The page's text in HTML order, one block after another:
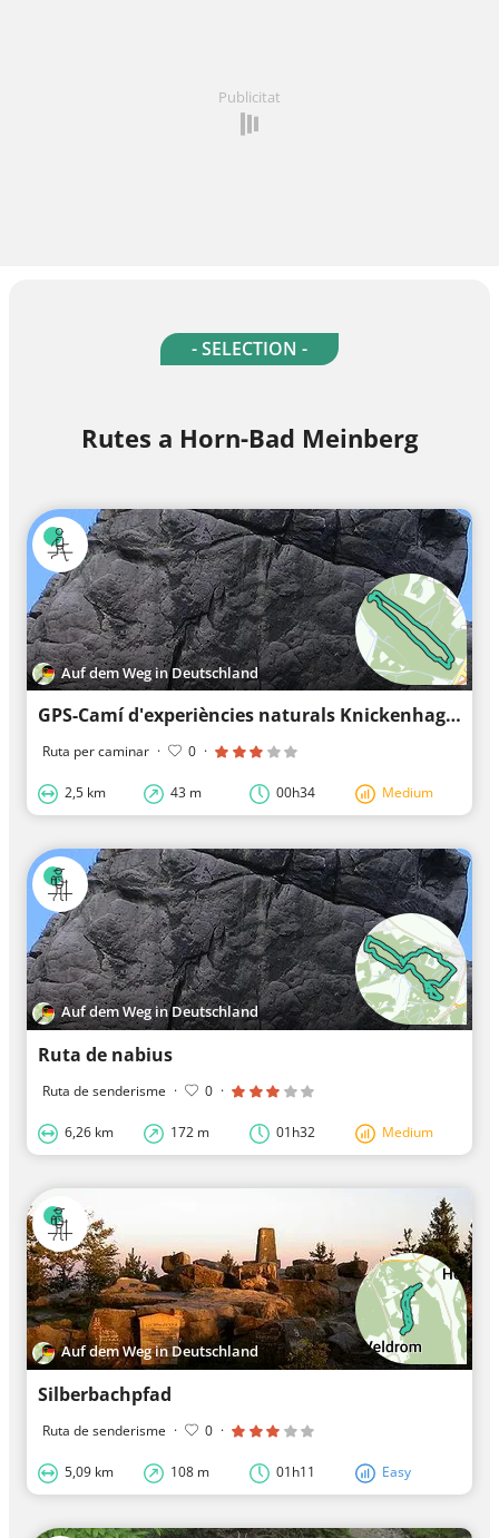
Publicitat
- SELECTION -
Rutes a Horn-Bad Meinberg
Auf dem Weg in Deutschland
GPS-Camí d'experiències naturals Knickenhagen-Route [Externsteine]
Ruta per caminar · 0 ·
2,5 km 43 m 00h34 Medium
Auf dem Weg in Deutschland
Ruta de nabius
Ruta de senderisme · 0 ·
6,26 km 172 m 01h32 Medium
Auf dem Weg in Deutschland
Silberbachpfad
Ruta de senderisme · 0 ·
5,09 km 108 m 01h11 Easy